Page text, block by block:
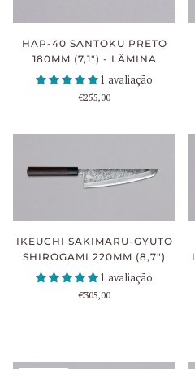
HAP-40 SANTOKU PRETO
180MM (7,1") - LÂMINA
1 avaliação
€255,00
IKEUCHI SAKIMARU-GYUTO
SHIROGAMI 220MM (8,7")
1 avaliação
€305,00